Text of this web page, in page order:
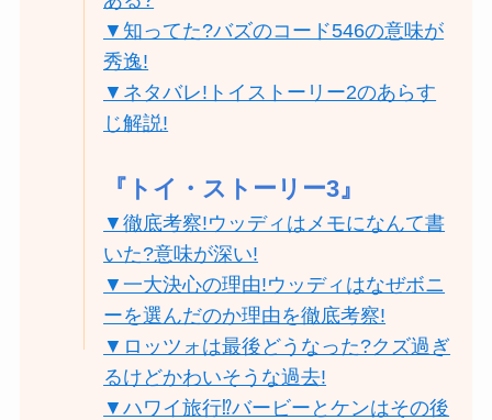
▼知ってた?バズのコード546の意味が
秀逸!
▼ネタバレ!トイストーリー2のあらす
じ解説!
『トイ・ストーリー3』
▼徹底考察!ウッディはメモになんて書
いた?意味が深い!
▼一大決心の理由!ウッディはなぜボニ
ーを選んだのか理由を徹底考察!
▼ロッツォは最後どうなった?クズ過ぎ
るけどかわいそうな過去!
▼ハワイ旅行⁉バービーとケンはその後